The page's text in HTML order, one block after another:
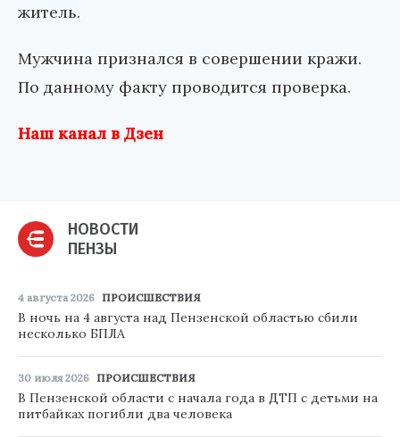
житель.
Мужчина признался в совершении кражи.
По данному факту проводится проверка.
Наш канал в Дзен
НОВОСТИ
ПЕНЗЫ
4 августа 2026 ПРОИСШЕСТВИЯ
В ночь на 4 августа над Пензенской областью сбили
несколько БПЛА
30 июля 2026 ПРОИСШЕСТВИЯ
В Пензенской области с начала года в ДТП с детьми на
питбайках погибли два человека